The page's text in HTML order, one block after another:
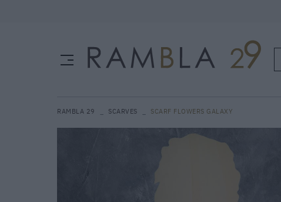
RAMBLA 29 SCARVES SCARF FLOWERS GALAXY